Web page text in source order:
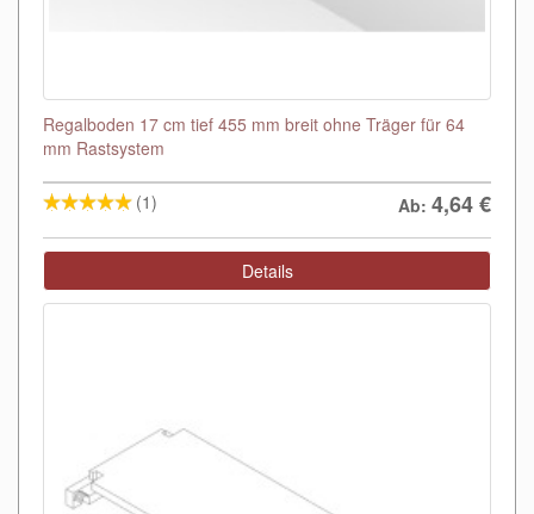
Regalboden 17 cm tief 455 mm breit ohne Träger für 64
mm Rastsystem
(1) Ab: 4,64€
Details